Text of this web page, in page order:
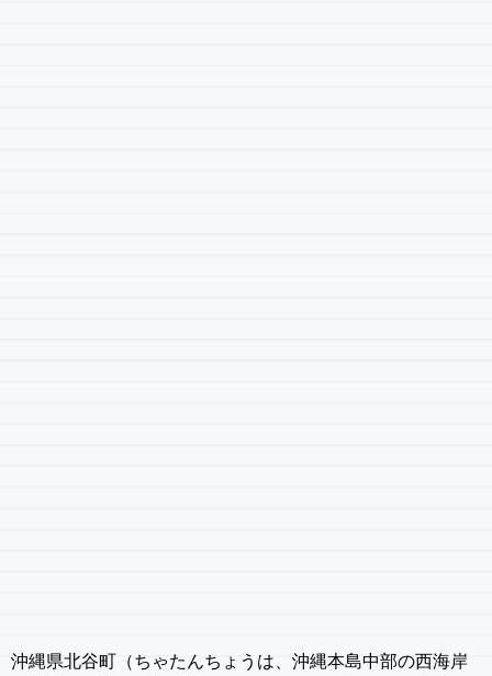
沖縄県北谷町（ちゃたんちょうは、沖縄本島中部の西海岸